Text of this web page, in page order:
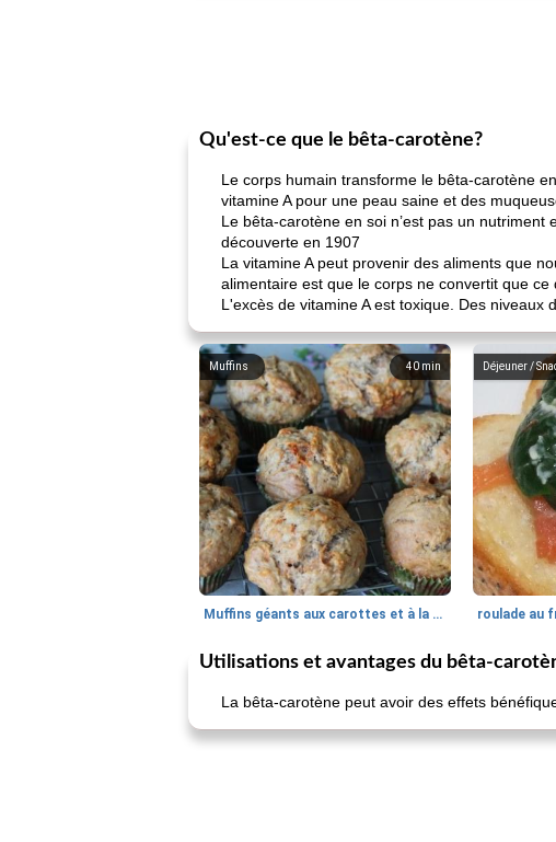
Qu'est-ce que le bêta-carotène?
Le corps humain transforme le bêta-carotène
vitamine A pour une peau saine et des
Le bêta-carotène en soi n’est pas un
découverte en 1907
La vitamine A peut provenir des aliments que
alimentaire est que le corps ne convertit que ce
L'excès de vitamine A est toxique. Des niveaux
40 min
Muffins
Muffins géants aux carottes et à la banane de Nif
Déjeuner /
roulade au
Utilisations et avantages du bêta-
La bêta-carotène peut avoir des effets